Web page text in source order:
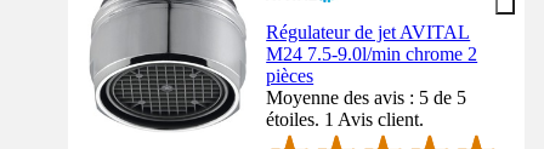
Régulateur de jet AVITAL
M24 7.5-9.0l/min chrome 2
pièces
Moyenne des avis : 5 de 5
étoiles. 1 Avis client.